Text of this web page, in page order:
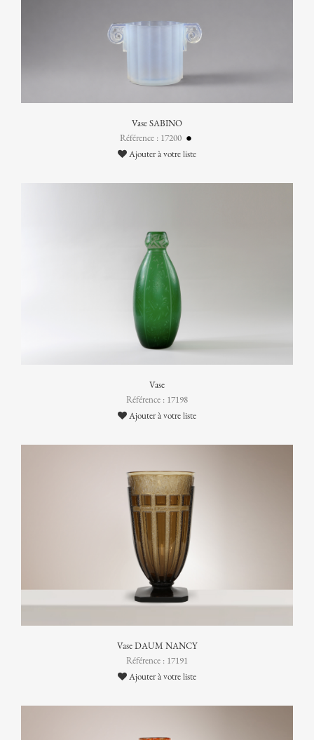
Vase SABINO
Référence : 17200
Ajouter à votre liste
Vase
Référence : 17198
Ajouter à votre liste
Vase DAUM NANCY
Référence : 17191
Ajouter à votre liste